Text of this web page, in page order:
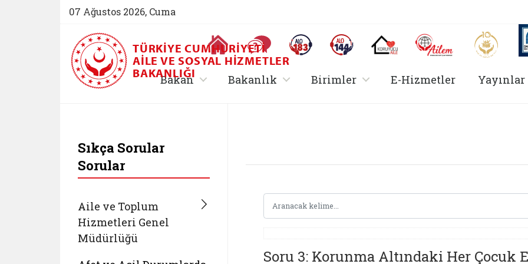
07 Ağustos 2026, Cuma
Ana Sayfa Sıkça Sorulan SorularAlo 183 (yeni sekmede açılır)Alo 144 (yeni sekmede açılır)Koruyucu Aile (yeni sekmede açılır)
AİLEM İletişim Aile ve
TÜRKIYE CUMHURIYETI
AILE VE SOSYAL HIZMETLER
BAKANLIĞI
Bakan, alt menü içerir
Bakanlık , alt menü içerir
Birimler, alt menü içerir
E-Hizmetler Yayınlar
Sıkça Sorular
Sorular
Aile ve Toplum
Hizmetleri Genel
Müdürlüğü
Soru 3: Korunma Altındaki Her